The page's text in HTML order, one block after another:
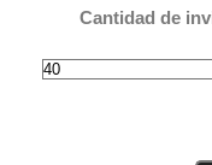
Cantidad de